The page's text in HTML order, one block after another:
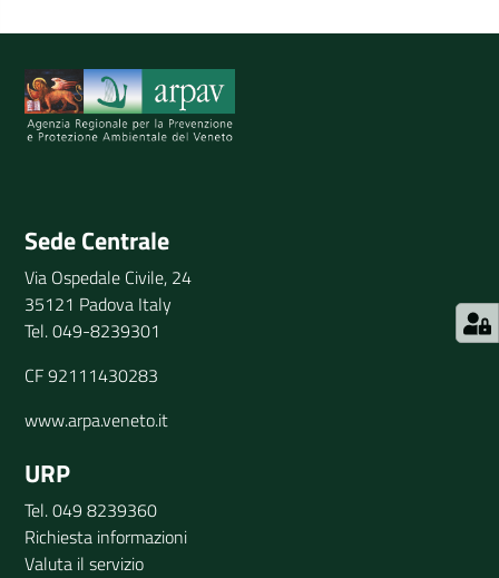
Spiegaci perchè, e aiutaci a migliorare il servizio
Sede Centrale
Via Ospedale Civile, 24
35121 Padova Italy
Tel. 049-8239301
CF 92111430283
www.arpa.veneto.it
URP
Tel. 049 8239360
Richiesta informazioni
Valuta il servizio